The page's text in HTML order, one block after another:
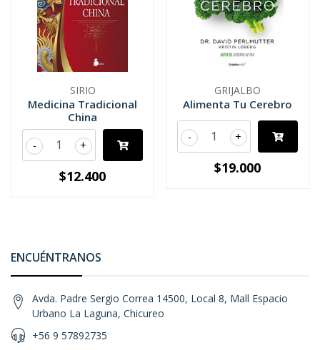
SIRIO
Medicina Tradicional
China
+
-
$12.400
GRIJALBO
Alimenta Tu Cerebro
+
-
$19.000
ENCUÉNTRANOS
Avda. Padre Sergio Correa 14500, Local 8, Mall Espacio
Urbano La Laguna, Chicureo
+56 9 57892735